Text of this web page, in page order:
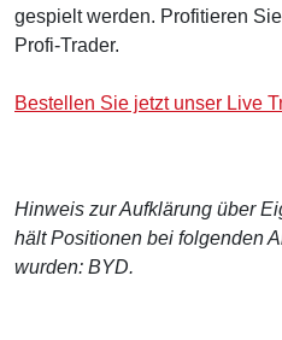
gespielt werden. Profitieren
Profi-Trader.
Bestellen Sie jetzt unser Live
Hinweis zur Aufklärung über
hält Positionen bei folgenden
wurden: BYD.